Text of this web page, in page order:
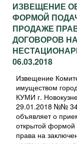
ИЗВЕЩЕНИЕ
ФОРМОЙ
ПРОДАЖЕ
ДОГОВОРОВ
06.03.2018
Извещение
имуществом
КУМИ г.
29.01.2018 №№
объявляет о
открытой
права на